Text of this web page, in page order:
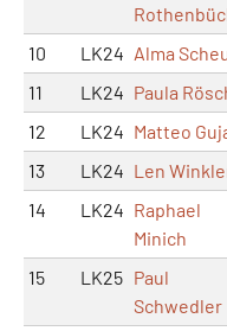
10 LK24 Alma
11
LK24 Paula
12
LK24 Matteo
13
LK24 Len
14
LK24 Raphael
Minich
15 LK25 Paul
Schwedler